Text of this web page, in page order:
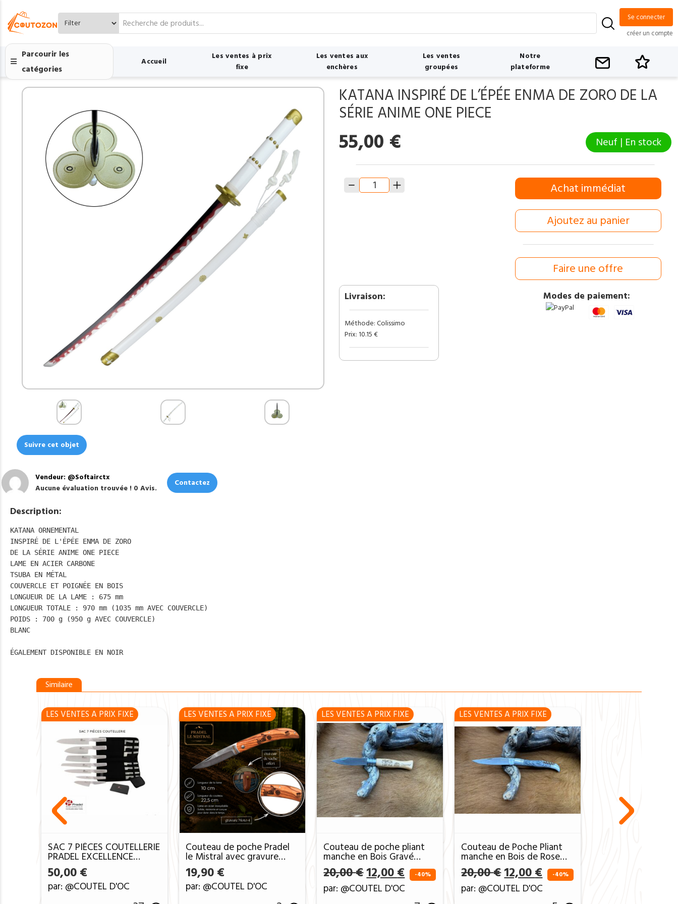
Search
Se connecter
créer un compte
Parcourir les
catégories
Accueil
Les ventes à prix
fixe
Les ventes aux
enchères
Les ventes
groupées
Notre
plateforme
Suivre cet objet
KATANA INSPIRÉ DE L’ÉPÉE ENMA DE ZORO DE LA
SÉRIE ANIME ONE PIECE
55,00 € Neuf | En stock
quantité
de
DE
LA
ONE
PIECE
Achat immédiat
Ajoutez au panier
Faire une offre
Livraison:
Méthode: Colissimo
Prix: 10.15 €
Modes de paiement:
Vendeur: @Softairctx
Aucune évaluation trouvée ! 0 Avis.
Contactez
Description:
KATANA ORNEMENTAL
INSPIRÉ DE L'ÉPÉE ENMA DE ZORO
DE LA SÉRIE ANIME ONE PIECE
LAME EN ACIER CARBONE
TSUBA EN MÉTAL
COUVERCLE ET POIGNÉE EN BOIS
LONGUEUR DE LA LAME : 675 mm
LONGUEUR TOTALE : 970 mm (1035 mm AVEC COUVERCLE)
POIDS : 700 g (950 g AVEC COUVERCLE)
BLANC
ÉGALEMENT DISPONIBLE EN NOIR
Similaire
LES VENTES A PRIX FIXE
SAC 7 PIÈCES COUTELLERIE
PRADEL EXCELLENCE
THIERS FRANCE DM31
50,00 €
par: @COUTEL D'OC
LES VENTES A PRIX FIXE
Couteau de poche Pradel
le Mistral avec gravure
laser MOTO4 ref
1004Moto4
19,90 €
par: @COUTEL D'OC
LES VENTES A PRIX FIXE
Couteau de poche pliant
manche en Bois Gravé
“Chasseur” (Gravure
Prénom Offerte) OP200
20,00€Le prix initial était : 20,00 €.
12,00€ Le prix actuel est : 12,00 €.
-40%
par: @COUTEL D'OC
LES VENTES A PRIX FIXE
Couteau de Poche Pliant
manche en Bois de Rose
(Gravure Prénom Offerte)
ref CBR01
20,00€Le prix initial était : 20,00 €.
12,00€ Le prix actuel est : 12,00
-40%
par: @COUTEL D'OC